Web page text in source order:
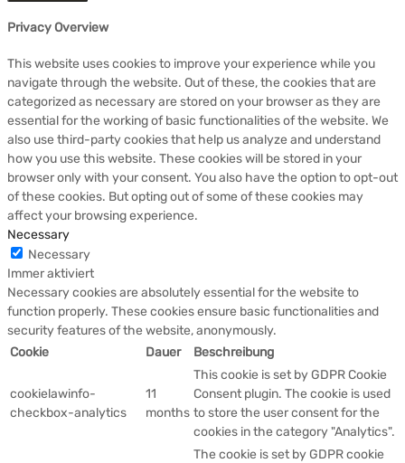
Privacy Overview
This website uses cookies to improve your experience while you
navigate through the website. Out of these, the cookies that are
categorized as necessary are stored on your browser as they are
essential for the working of basic functionalities of the website. We
also use third-party cookies that help us analyze and understand
how you use this website. These cookies will be stored in your
browser only with your consent. You also have the option to opt-out
of these cookies. But opting out of some of these cookies may
affect your browsing experience.
Necessary
Necessary
Immer aktiviert
Necessary cookies are absolutely essential for the website to
function properly. These cookies ensure basic functionalities and
security features of the website, anonymously.
Cookie
Dauer Beschreibung
cookielawinfo-
checkbox-analytics
11
months
This cookie is set by GDPR Cookie
Consent plugin. The cookie is used
to store the user consent for the
cookies in the category "Analytics".
The cookie is set by GDPR cookie